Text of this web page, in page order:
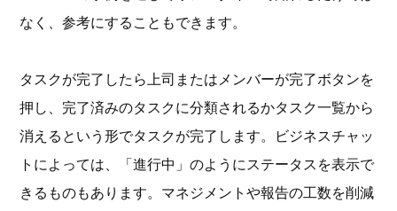
なく、参考にすることもできます。
タスクが完了したら上司またはメンバーが完了ボタンを
押し、完了済みのタスクに分類されるかタスク一覧から
消えるという形でタスクが完了します。ビジネスチャッ
トによっては、「進行中」のようにステータスを表示で
きるものもあります。マネジメントや報告の工数を削減